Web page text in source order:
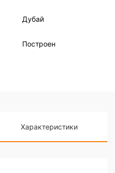
Дубай
Построен
Характеристики